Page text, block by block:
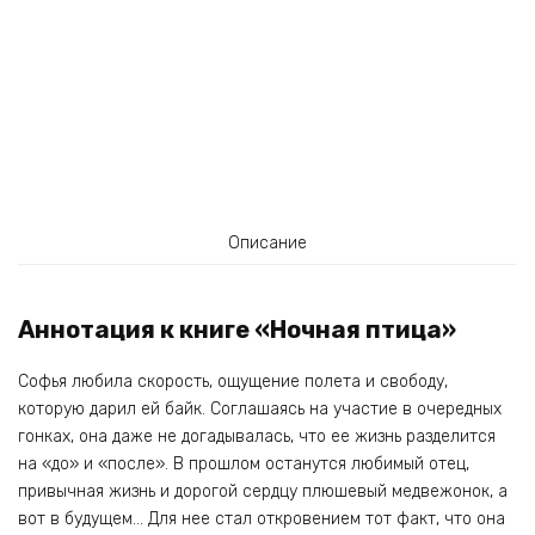
Описание
Аннотация к книге «Ночная птица»
Софья любила скорость, ощущение полета и свободу,
которую дарил ей байк. Соглашаясь на участие в очередных
гонках, она даже не догадывалась, что ее жизнь разделится
на «до» и «после». В прошлом останутся любимый отец,
привычная жизнь и дорогой сердцу плюшевый медвежонок, а
вот в будущем… Для нее стал откровением тот факт, что она